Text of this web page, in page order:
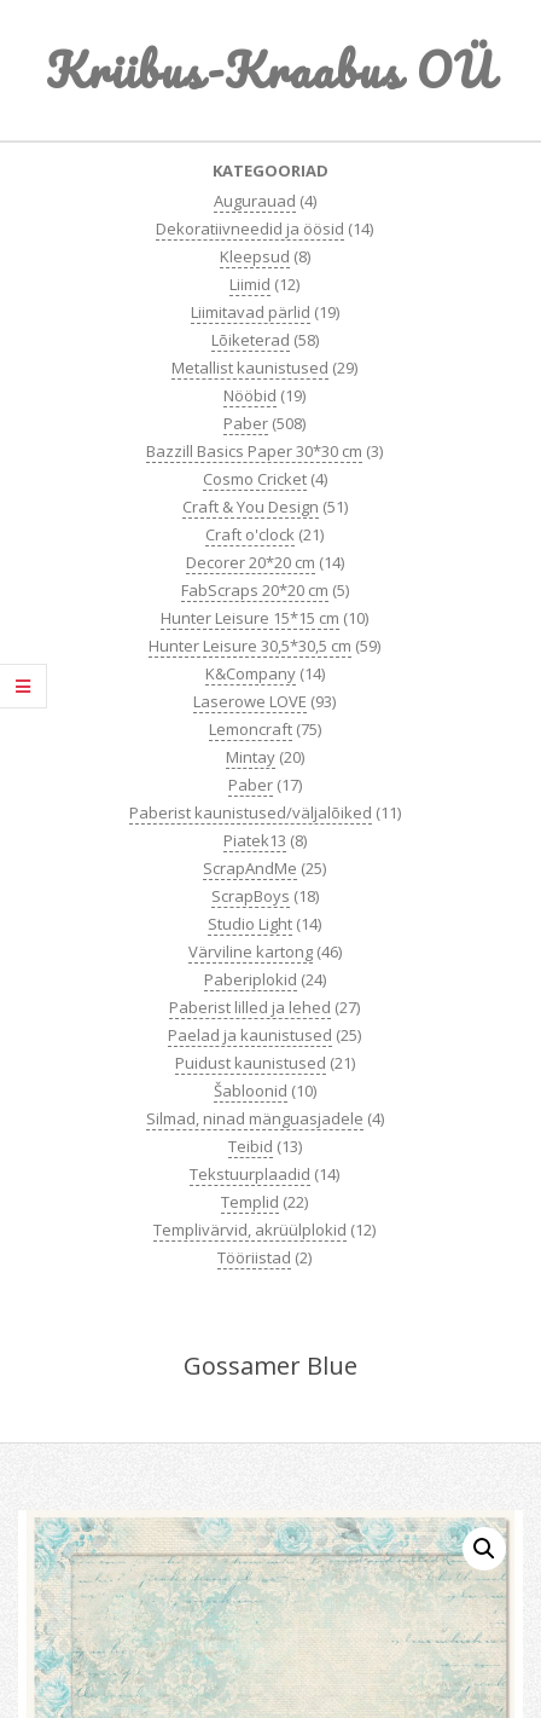
contentKriibus-Kraabus OÜ
KATEGOORIAD
Augurauad (4)
Dekoratiivneedid ja öösid (14)
Kleepsud (8)
Liimid (12)
Liimitavad pärlid (19)
Lõiketerad (58)
Metallist kaunistused (29)
Nööbid (19)
Paber (508)
Bazzill Basics Paper 30*30 cm (3)
Cosmo Cricket (4)
Craft & You Design (51)
Craft o'clock (21)
Decorer 20*20 cm (14)
FabScraps 20*20 cm (5)
Hunter Leisure 15*15 cm (10)
Hunter Leisure 30,5*30,5 cm (59)
K&Company (14)
Laserowe LOVE (93)
Lemoncraft (75)
Mintay (20)
Paber (17)
Paberist kaunistused/väljalõiked (11)
Piatek13 (8)
ScrapAndMe (25)
ScrapBoys (18)
Studio Light (14)
Värviline kartong (46)
Paberiplokid (24)
Paberist lilled ja lehed (27)
Paelad ja kaunistused (25)
Puidust kaunistused (21)
Šabloonid (10)
Silmad, ninad mänguasjadele (4)
Teibid (13)
Tekstuurplaadid (14)
Templid (22)
Templivärvid, akrüülplokid (12)
Tööriistad (2)
Gossamer Blue